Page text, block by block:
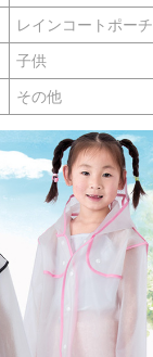
レインコートポーチ
子供
その他